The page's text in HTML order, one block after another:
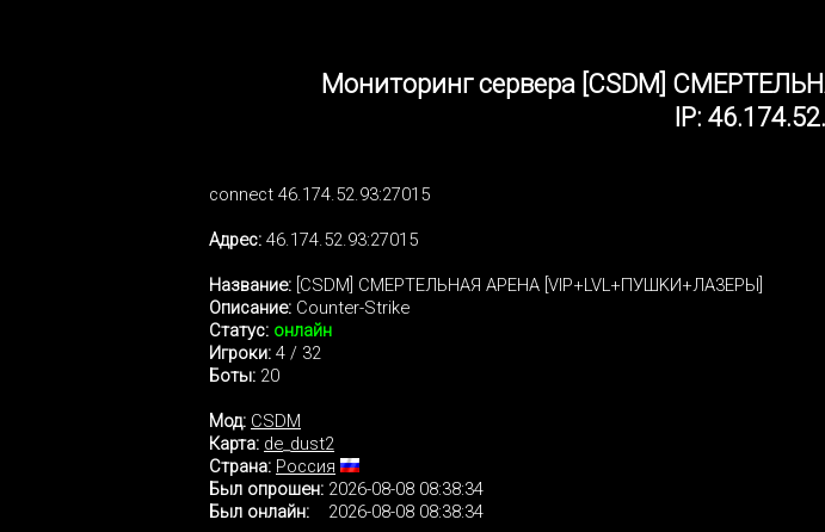
Мониторинг сервера [CSDM]
IP:
connect 46.174.52.93:27015
Адрес: 46.174.52.93:27015
Название: [CSDM] CMEPTEЛЬHAЯ APEHA [VIP+LVL+ПУШKИ+ЛA3EPЫ]
Описание: Counter-Strike
Статус: онлайн
Игроки: 4 / 32
Боты: 20
Мод: CSDM
Карта: de_dust2
Страна: Россия
Был опрошен: 2026-08-08 08:38:34
Был онлайн: 2026-08-08 08:38:34